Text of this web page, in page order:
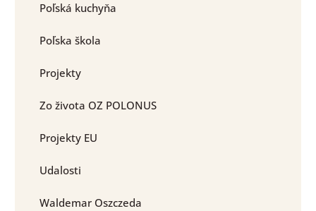
Poľská kuchyňa
Poľska škola
Projekty
Zo života OZ POLONUS
Projekty EU
Udalosti
Waldemar Oszczeda